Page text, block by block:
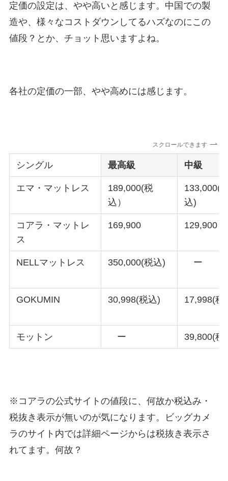
定価の設定は、やや高いと感じます。中国での製
造や、様々なコストダウンしてるハズなのにこの
値段？とか、チョット思いますよね。
各社の定価の一部、やや高めには感じます。
スクロールできます
シングル 最高級 中級
エマ・マットレス
189,000(税
込）
133,000(
込)
コアラ・マットレ
ス
169,900 129,900
NELLマットレス 350,000(税込) ー
GOKUMIN 30,998(税込) 17,998(税
モットン ー 39,800(税
※コアラの公式サイトの値段に、何故か税込み・
税抜き表示が無いのが気になります。ビッグカメ
ラのサイト内では詳細ページからは税抜き表示さ
れてます。何故？